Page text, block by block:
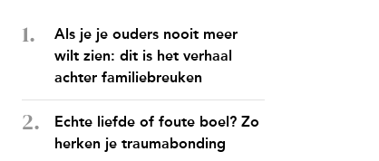
Als je je ouders nooit meer
wilt zien: dit is het verhaal
achter familiebreuken
Echte liefde of foute boel? Zo
herken je traumabonding